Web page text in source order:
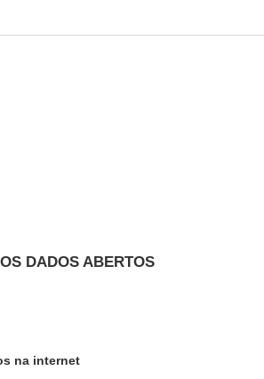
DADOS ABERTOS
na internet